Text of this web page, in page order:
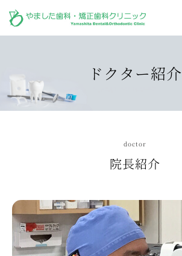
ドクター紹介
doctor
院長紹介